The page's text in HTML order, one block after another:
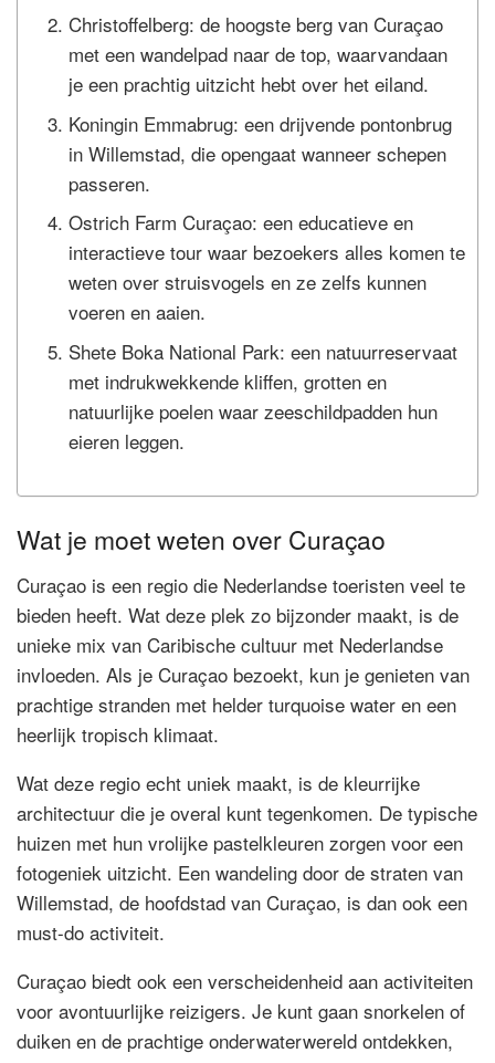
Christoffelberg: de hoogste berg van Curaçao
met een wandelpad naar de top, waarvandaan
je een prachtig uitzicht hebt over het eiland.
Koningin Emmabrug: een drijvende pontonbrug
in Willemstad, die opengaat wanneer schepen
passeren.
Ostrich Farm Curaçao: een educatieve en
interactieve tour waar bezoekers alles komen te
weten over struisvogels en ze zelfs kunnen
voeren en aaien.
Shete Boka National Park: een natuurreservaat
met indrukwekkende kliffen, grotten en
natuurlijke poelen waar zeeschildpadden hun
eieren leggen.
Wat je moet weten over Curaçao
Curaçao is een regio die Nederlandse toeristen veel te
bieden heeft. Wat deze plek zo bijzonder maakt, is de
unieke mix van Caribische cultuur met Nederlandse
invloeden. Als je Curaçao bezoekt, kun je genieten van
prachtige stranden met helder turquoise water en een
heerlijk tropisch klimaat.
Wat deze regio echt uniek maakt, is de kleurrijke
architectuur die je overal kunt tegenkomen. De typische
huizen met hun vrolijke pastelkleuren zorgen voor een
fotogeniek uitzicht. Een wandeling door de straten van
Willemstad, de hoofdstad van Curaçao, is dan ook een
must-do activiteit.
Curaçao biedt ook een verscheidenheid aan activiteiten
voor avontuurlijke reizigers. Je kunt gaan snorkelen of
duiken en de prachtige onderwaterwereld ontdekken,